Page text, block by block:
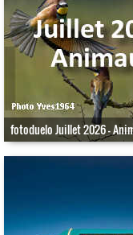
fotoduelo Juillet 2026 -